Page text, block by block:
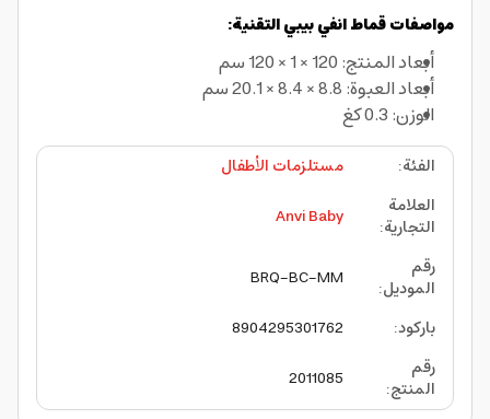
مواصفات قماط انفي بيبي التقنية:
أبعاد المنتج: 120 × 1 × 120 سم
أبعاد العبوة: 8.8 × 8.4 × 20.1 سم
الوزن: 0.3 كغ
الفئة:
مستلزمات الأطفال
العلامة
التجارية:
Anvi Baby
رقم
الموديل:
BRQ-BC-MM
باركود:
8904295301762
رقم
المنتج:
2011085